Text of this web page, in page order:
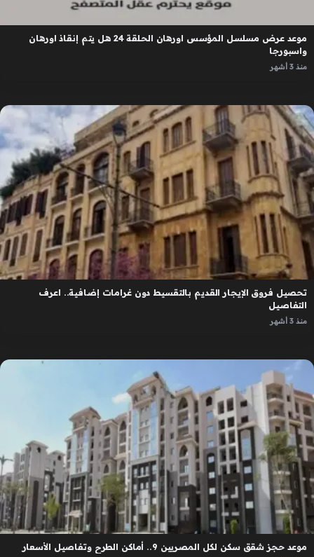
موعد عرض مسلسل المؤسس اورهان الحلقة 24 هل يتم إنقاذ اورهان
واسبورجا
منذ 3 أشهر
تحصيل فروق الإيجار القديم بالتقسيط دون غرامات إضافية.. اعرف
التفاصيل
منذ 3 أشهر
موعد حجز شقق سكن لكل المصريين 9.. أماكن الطرح وتفاصيل الأسعار